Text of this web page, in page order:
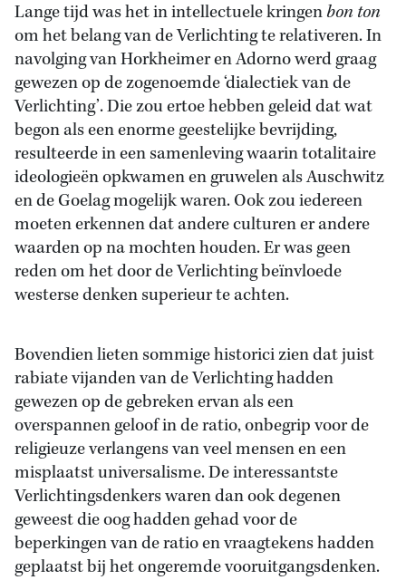
Lange tijd was het in intellectuele kringenbon ton
om het belang van de Verlichting te relativeren. In
navolging van Horkheimer en Adorno werd graag
gewezen op de zogenoemde ‘dialectiek van de
Verlichting’. Die zou ertoe hebben geleid dat wat
begon als een enorme geestelijke bevrijding,
resulteerde in een samenleving waarin totalitaire
ideologieën opkwamen en gruwelen als Auschwitz
en de Goelag mogelijk waren. Ook zou iedereen
moeten erkennen dat andere culturen er andere
waarden op na mochten houden. Er was geen
reden om het door de Verlichting beïnvloede
westerse denken superieur te achten.
Bovendien lieten sommige historici zien dat juist
rabiate vijanden van de Verlichting hadden
gewezen op de gebreken ervan als een
overspannen geloof in de ratio, onbegrip voor de
religieuze verlangens van veel mensen en een
misplaatst universalisme. De interessantste
Verlichtingsdenkers waren dan ook degenen
geweest die oog hadden gehad voor de
beperkingen van de ratio en vraagtekens hadden
geplaatst bij het ongeremde vooruitgangsdenken.